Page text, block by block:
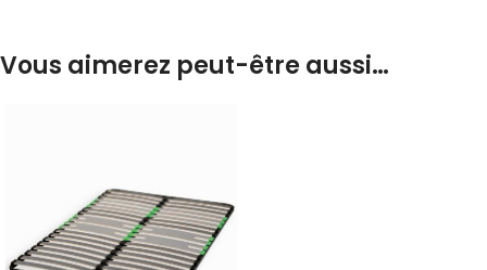
Vous aimerez peut-être aussi…